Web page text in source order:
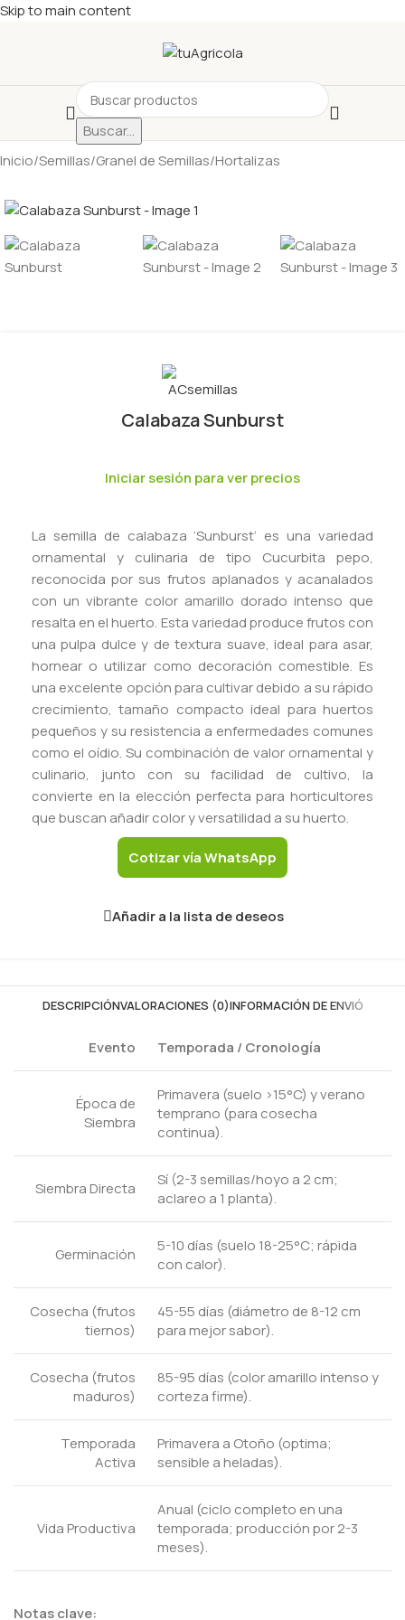
Skip to main content
Buscar...
Inicio/Semillas/Granel de Semillas/Hortalizas
Calabaza Sunburst
Iniciar sesión para ver precios
La semilla de calabaza ‘Sunburst’ es una variedad
ornamental y culinaria de tipo Cucurbita pepo,
reconocida por sus frutos aplanados y acanalados
con un vibrante color amarillo dorado intenso que
resalta en el huerto. Esta variedad produce frutos con
una pulpa dulce y de textura suave, ideal para asar,
hornear o utilizar como decoración comestible. Es
una excelente opción para cultivar debido a su rápido
crecimiento, tamaño compacto ideal para huertos
pequeños y su resistencia a enfermedades comunes
como el oídio. Su combinación de valor ornamental y
culinario, junto con su facilidad de cultivo, la
convierte en la elección perfecta para horticultores
que buscan añadir color y versatilidad a su huerto.
Cotizar vía WhatsApp
Añadir a la lista de deseos
DESCRIPCIÓNVALORACIONES (0)INFORMACIÓN DE ENVIÓ
Evento Temporada / Cronología
Época de
Siembra
Primavera (suelo >15°C) y verano
temprano (para cosecha
continua).
Siembra Directa
Sí (2-3 semillas/hoyo a 2 cm;
aclareo a 1 planta).
Germinación
5-10 días (suelo 18-25°C; rápida
con calor).
Cosecha (frutos
tiernos)
45-55 días (diámetro de 8-12 cm
para mejor sabor).
Cosecha (frutos
maduros)
85-95 días (color amarillo intenso y
corteza firme).
Temporada
Activa
Primavera a Otoño (optima;
sensible a heladas).
Vida Productiva
Anual (ciclo completo en una
temporada; producción por 2-3
meses).
Notas clave: